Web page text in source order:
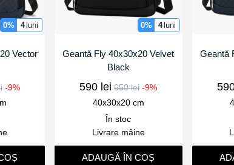
0% 4luni
Vector
-9%
0% 4luni
Geantă Fly 40x30x20 Velvet
Black
590 lei 650 lei -9%
40x30x20 cm
În stoc
Livrare mâine
ADAUGǍ ÎN COȘ
Geantă